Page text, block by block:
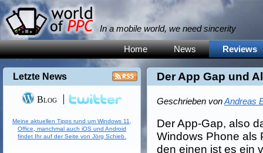
In a mobile world, we need sincerity
Home News Reviews
Der App Gap und
Geschrieben vonAndreas
Der App-Gap, also
Windows Phone als
den einen ist es ein
Letzte News
Blog
Meine aktuellen Tipps rund um Windows 11,
Office, manchmal auch iOS und Android
findet Ihr auf der Seite von Jörg Schieb.